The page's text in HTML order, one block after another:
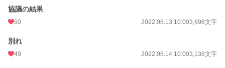
協議の結果
50 2022.06.13 10:003,698文字
別れ
49 2022.06.14 10:003,136文字